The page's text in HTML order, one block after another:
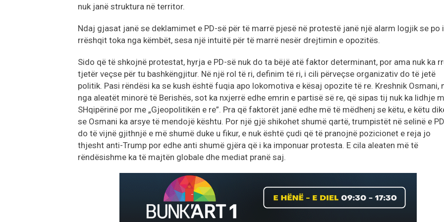
nuk janë struktura në territor.
Ndaj gjasat janë se deklamimet e PD-së për të marrë pjesë në protestë janë një alarm logjik se po i
rrëshqit toka nga këmbët, sesa një intuitë për të marrë nesër drejtimin e opozitës.
Sido që të shkojnë protestat, hyrja e PD-së nuk do ta bëjë atë faktor determinant, por ama nuk ka
tjetër veçse për tu bashkëngjitur. Në një rol të ri, definim të ri, i cili përveçse organizativ do të jetë
politik. Pasi rëndësi ka se kush është fuqia apo lokomotiva e kësaj opozite të re. Kreshnik Osmani,
nga aleatët minorë të Berishës, sot ka nxjerrë edhe emrin e partisë së re, që sipas tij nuk ka lidhje
SHqipërinë por me „Gjeopolitikën e re”. Pra që faktorët janë edhe më të mëdhenj se këtu, e këtu
se Osmani ka arsye të mendojë kështu. Por një gjë shikohet shumë qartë, trumpistët në selinë e
do të vijnë gjithnjë e më shumë duke u fikur, e nuk është çudi që të pranojnë pozicionet e reja jo
thjesht anti-Trump por edhe anti shumë gjëra që i ka imponuar protesta. E cila aleaten më të
rëndësishme ka të majtën globale dhe mediat pranë saj.